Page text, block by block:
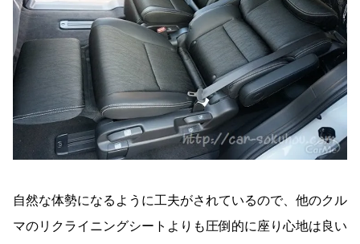
自然な体勢になるように工夫がされているので、他のクル
マのリクライニングシートよりも圧倒的に座り心地は良い